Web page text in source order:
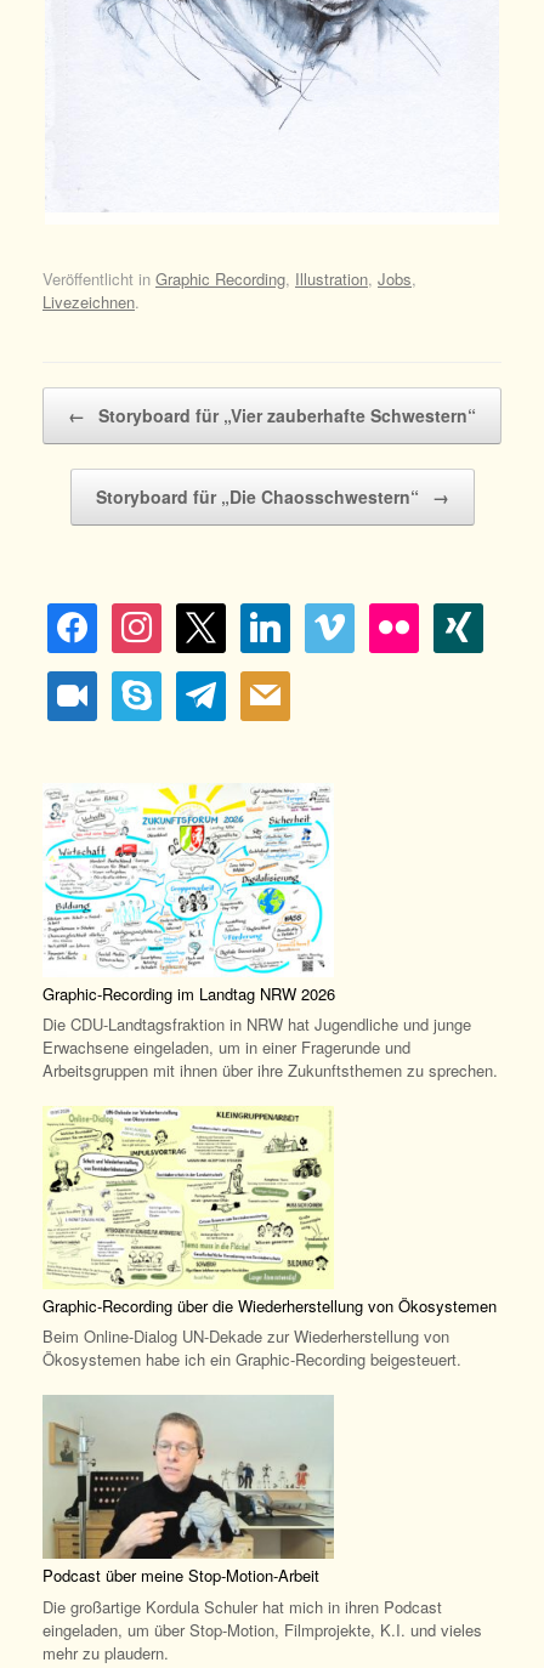
Veröffentlicht in Graphic Recording, Illustration, Jobs,
Livezeichnen.
← Storyboard für „Vier zauberhafte Schwestern“
Storyboard für „Die Chaosschwestern“ →
facebook instagramx linkedin vimeo flickr xing
video-
camera
skype telegram mail
Graphic-Recording im Landtag NRW 2026
Die CDU-Landtagsfraktion in NRW hat Jugendliche und junge
Erwachsene eingeladen, um in einer Fragerunde und
Arbeitsgruppen mit ihnen über ihre Zukunftsthemen zu sprechen.
Graphic-Recording über die Wiederherstellung von Ökosystemen
Beim Online-Dialog UN-Dekade zur Wiederherstellung von
Ökosystemen habe ich ein Graphic-Recording beigesteuert.
Podcast über meine Stop-Motion-Arbeit
Die großartige Kordula Schuler hat mich in ihren Podcast
eingeladen, um über Stop-Motion, Filmprojekte, K.I. und vieles
mehr zu plaudern.